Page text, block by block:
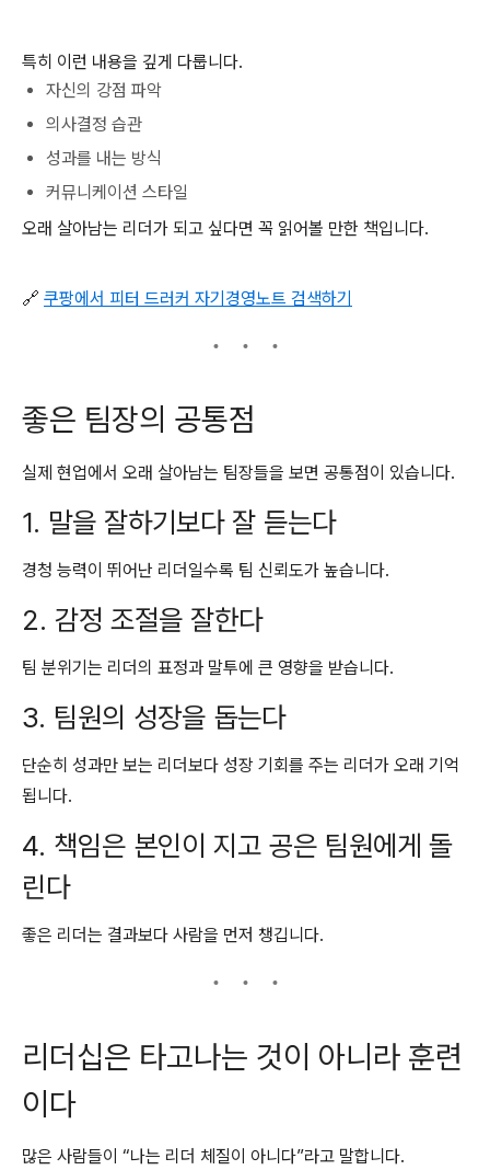
특히 이런 내용을 깊게 다룹니다.
자신의 강점 파악
의사결정 습관
성과를 내는 방식
커뮤니케이션 스타일
오래 살아남는 리더가 되고 싶다면 꼭 읽어볼 만한 책입니다.
🔗 쿠팡에서 피터 드러커 자기경영노트 검색하기
좋은 팀장의 공통점
실제 현업에서 오래 살아남는 팀장들을 보면 공통점이 있습니다.
1. 말을 잘하기보다 잘 듣는다
경청 능력이 뛰어난 리더일수록 팀 신뢰도가 높습니다.
2. 감정 조절을 잘한다
팀 분위기는 리더의 표정과 말투에 큰 영향을 받습니다.
3. 팀원의 성장을 돕는다
단순히 성과만 보는 리더보다 성장 기회를 주는 리더가 오래 기억
됩니다.
4. 책임은 본인이 지고 공은 팀원에게 돌
린다
좋은 리더는 결과보다 사람을 먼저 챙깁니다.
리더십은 타고나는 것이 아니라 훈련
이다
많은 사람들이 “나는 리더 체질이 아니다”라고 말합니다.